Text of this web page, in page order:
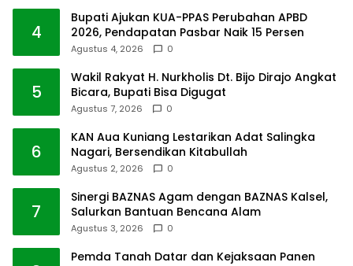
4
Bupati Ajukan KUA-PPAS Perubahan APBD
2026, Pendapatan Pasbar Naik 15 Persen
Agustus 4, 2026 0
5
Wakil Rakyat H. Nurkholis Dt. Bijo Dirajo Angkat
Bicara, Bupati Bisa Digugat
Agustus 7, 2026 0
6
KAN Aua Kuniang Lestarikan Adat Salingka
Nagari, Bersendikan Kitabullah
Agustus 2, 2026 0
7
Sinergi BAZNAS Agam dengan BAZNAS Kalsel,
Salurkan Bantuan Bencana Alam
Agustus 3, 2026 0
Pemda Tanah Datar dan Kejaksaan Panen